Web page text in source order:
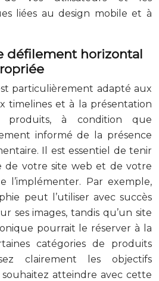
liées au design mobile et à
défilement horizontal
particulièrement adapté aux
timelines et à la présentation
produits, à condition que
informé de la présence
Il est essentiel de tenir
de votre site web et de votre
l’implémenter. Par exemple,
peut l’utiliser avec succès
ses images, tandis qu’un site
pourrait le réserver à la
catégories de produits
clairement les objectifs
atteindre avec cette